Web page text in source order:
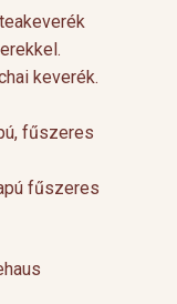
keverék.
fűszeres
fűszeres